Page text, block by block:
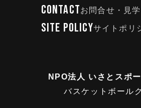
CONTACTお問合せ・見
SITE POLICYサイトポリ
NPO法人 いさとスポ
バスケットボール